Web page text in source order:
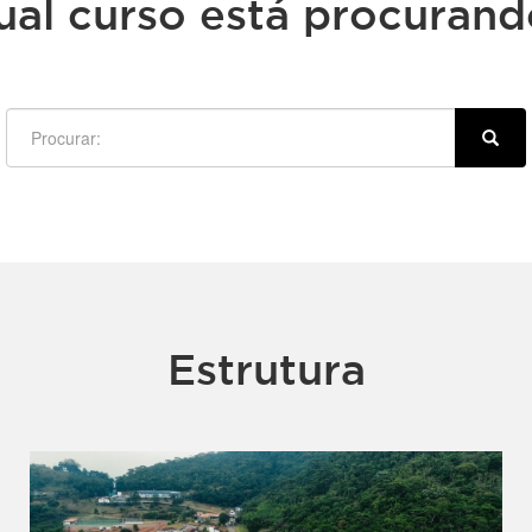
curso está
Estrutura